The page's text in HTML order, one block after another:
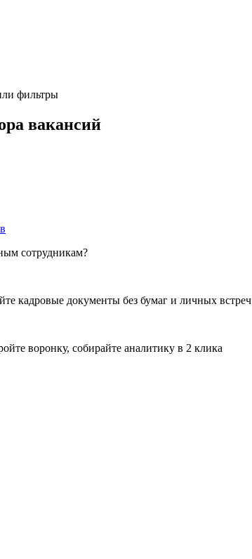
фильтры
вакансий
сотрудникам?
кадровые документы без бумаг и личных встреч
воронку, собирайте аналитику в 2 клика